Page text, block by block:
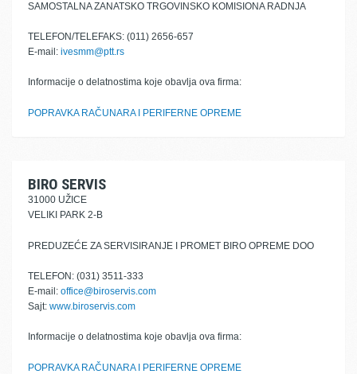
SAMOSTALNA ZANATSKO TRGOVINSKO KOMISIONA RADNJA
TELEFON/TELEFAKS: (011) 2656-657
E-mail: ivesmm@ptt.rs
Informacije o delatnostima koje obavlja ova firma:
POPRAVKA RAČUNARA I PERIFERNE OPREME
BIRO SERVIS
31000 UŽICE
VELIKI PARK 2-B
PREDUZEĆE ZA SERVISIRANJE I PROMET BIRO OPREME DOO
TELEFON: (031) 3511-333
E-mail: office@biroservis.com
Sajt: www.biroservis.com
Informacije o delatnostima koje obavlja ova firma:
POPRAVKA RAČUNARA I PERIFERNE OPREME